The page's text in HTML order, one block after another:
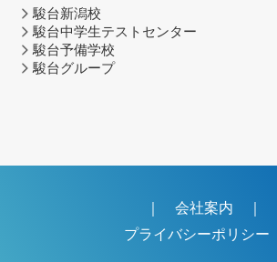
駿台新潟校
駿台中学生テストセンター
駿台予備学校
駿台グループ
｜ 会社案内
｜
プライバシーポリシー